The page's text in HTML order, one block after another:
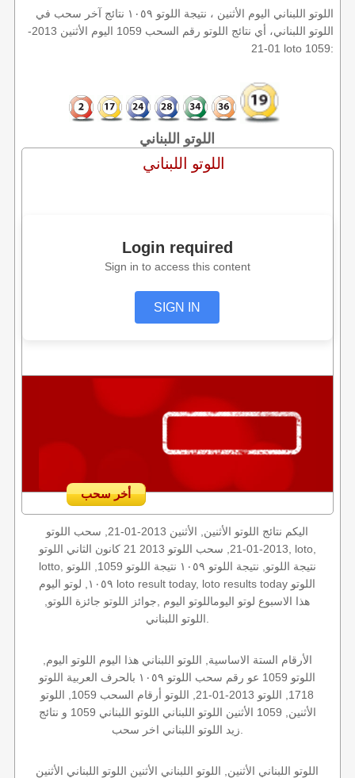
اللوتو اللبناني اليوم الأثنين ، نتيجة اللوتو ١٠٥٩ نتائج آخر سحب في
اللوتو اللبناني، أي نتائج اللوتو رقم السحب 1059 اليوم الأثنين 2013-
01-21 loto 1059:
اللوتو اللبناني
اللوتو اللبناني
Login required
Sign in to access this content
SIGN IN
أخر سحب
اليكم نتائج اللوتو الأثنين, الأثنين 2013-01-21, سحب اللوتو
2013-01-21, سحب اللوتو 2013 21 كانون الثاني اللوتو, loto,
lotto, نتيجة اللوتو, نتيجة اللوتو ١٠٥٩ نتيجة اللوتو 1059, اللوتو
١٠٥٩, لوتو اليوم loto result today, loto results today اللوتو
هذا الاسبوع لوتو اليوماللوتو اليوم ,جوائز اللوتو جائزة اللوتو,
الأرقام الستة الاساسية, اللوتو اللبناني هذا اليوم اللوتو اليوم,
اللوتو 1059 عو رقم سحب اللوتو ١٠٥٩ بالحرف العربية اللوتو
1718, اللوتو 2013-01-21, اللوتو أرقام السحب 1059, اللوتو
الأثنين, 1059 الأثنين اللوتو اللبناني اللوتو اللبناني 1059 و نتائج
اللوتو اللبناني الأثنين, اللوتو اللبناني الأثنين اللوتو اللبناني الأثنين